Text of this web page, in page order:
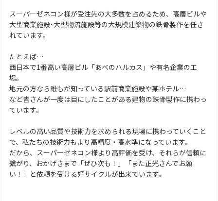
スーパーゼネコン様が受注先の大多数を占めるため、高層ビルや
大型商業施設･大型物流施設等の大規模建築物の鉄骨製作を任さ
れています。
たとえば…
西日本で1番高い高層ビル「あべのハルカス」や有名企業の工
場。
地元の方なら誰もが知っている駅前商業施設や某ホテル…
など皆さんが一度は目にしたことがある建物の鉄骨製作に携わっ
ています。
レベルの高い品質や技術力を求められる現場に携わっていくこと
で、私たちの技術力もより高精度・高水準になっています。
だから、スーパーゼネコン様より高評価を受け、それらが信頼に
繋がり、おかげさまで「ぜひ次も！」「また正光さんでお願
い！」と依頼を受ける好サイクルが出来ています。